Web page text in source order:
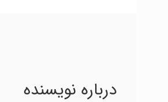
درباره نویسنده